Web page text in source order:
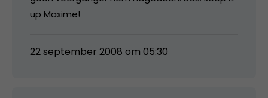
up Maxime!
22 september 2008 om 05:30